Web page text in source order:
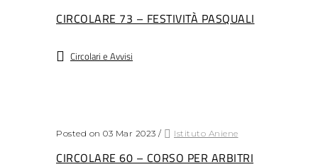
CIRCOLARE 73 – FESTIVITÀ PASQUALI
Circolari e Avvisi
Posted on 03 Mar 2023 / Istituto Aniene
CIRCOLARE 60 – CORSO PER ARBITRI